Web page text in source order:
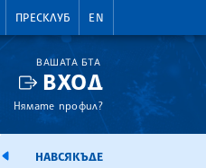
ПРЕСКЛУБ EN
ВАШАТА БТА
ВХОД
Нямате профил?
ЕМИСИЯНАВСЯКЪДЕ